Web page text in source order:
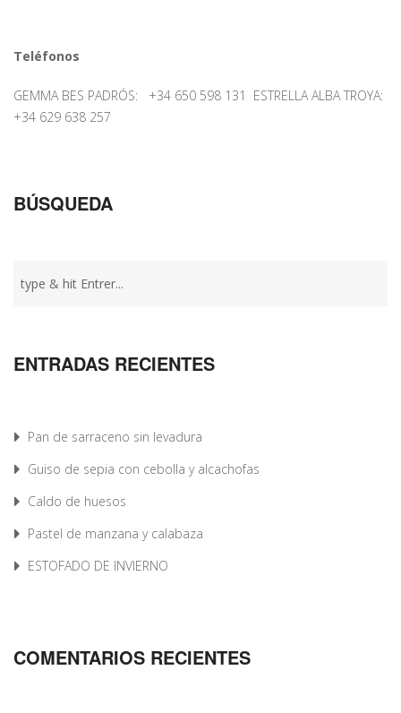
Teléfonos
GEMMA BES PADRÓS: +34 650 598 131 ESTRELLA ALBA TROYA:
+34 629 638 257
BÚSQUEDA
ENTRADAS RECIENTES
Pan de sarraceno sin levadura
Guiso de sepia con cebolla y alcachofas
Caldo de huesos
Pastel de manzana y calabaza
ESTOFADO DE INVIERNO
COMENTARIOS RECIENTES